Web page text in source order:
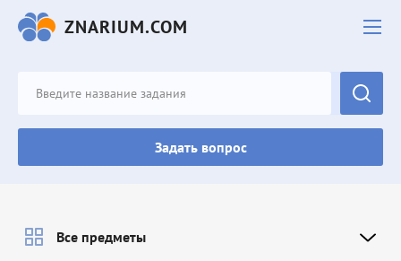
ZNARIUM.COM
Задать вопрос
Все предметы